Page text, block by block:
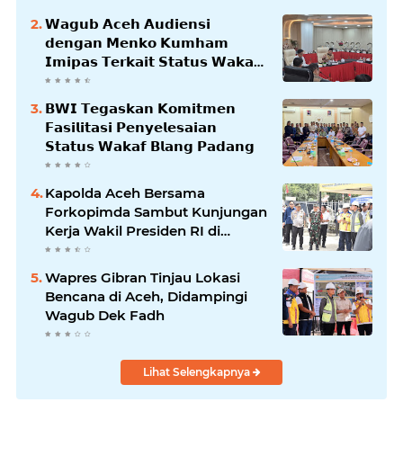
𝗪𝗮𝗴𝘂𝗯 𝗔𝗰𝗲𝗵 𝗔𝘂𝗱𝗶𝗲𝗻𝘀𝗶
𝗱𝗲𝗻𝗴𝗮𝗻 𝗠𝗲𝗻𝗸𝗼 𝗞𝘂𝗺𝗵𝗮𝗺
𝗜𝗺𝗶𝗽𝗮𝘀 𝗧𝗲𝗿𝗸𝗮𝗶𝘁 𝗦𝘁𝗮𝘁𝘂𝘀 𝗪𝗮𝗸𝗮𝗳
𝗕𝗹𝗮𝗻𝗴𝗽𝗮𝗱𝗮𝗻𝗴
𝗕𝗪𝗜 𝗧𝗲𝗴𝗮𝘀𝗸𝗮𝗻 𝗞𝗼𝗺𝗶𝘁𝗺𝗲𝗻
𝗙𝗮𝘀𝗶𝗹𝗶𝘁𝗮𝘀𝗶 𝗣𝗲𝗻𝘆𝗲𝗹𝗲𝘀𝗮𝗶𝗮𝗻
𝗦𝘁𝗮𝘁𝘂𝘀 𝗪𝗮𝗸𝗮𝗳 𝗕𝗹𝗮𝗻𝗴 𝗣𝗮𝗱𝗮𝗻𝗴
Kapolda Aceh Bersama
Forkopimda Sambut Kunjungan
Kerja Wakil Presiden RI di
Kabupaten Bireuen
Wapres Gibran Tinjau Lokasi
Bencana di Aceh, Didampingi
Wagub Dek Fadh
Lihat Selengkapnya